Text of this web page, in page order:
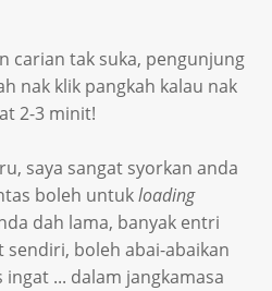
carian tak suka, pengunjung
nak klik pangkah kalau nak
2-3 minit!
saya sangat syorkan anda
boleh untukloading
dah lama, banyak entri
sendiri, boleh abai-abaikan
... dalam jangkamasa